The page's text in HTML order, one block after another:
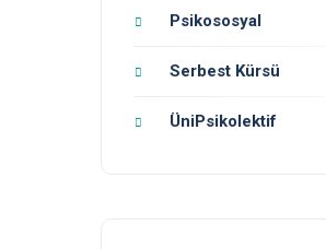
Psikososyal
Serbest Kürsü
ÜniPsikolektif